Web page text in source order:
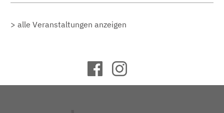
alle Veranstaltungen anzeigen